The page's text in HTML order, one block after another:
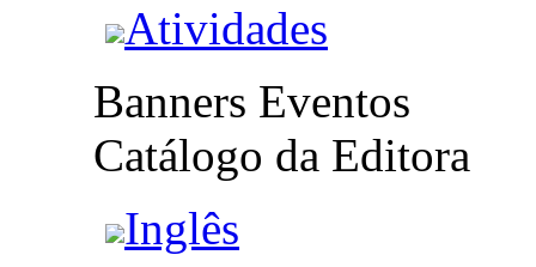
Atividades
Banners Eventos
Catálogo da Editora
Inglês